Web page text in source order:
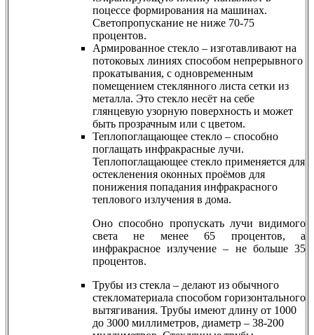
поцессе формирования на машинах.
Светопропускание не ниже 70-75
процентов.
Армированное стекло – изготавливают на
потоковых линиях способом непрерывного
прокатывания, с одновременным
помещением стеклянного листа сетки из
металла. Это стекло несёт на себе
глянцевую узорную поверхность и может
быть прозрачным или с цветом.
Теплопоглащающее стекло – способно
поглащать инфракрасные лучи.
Теплопоглащающее стекло применяется для
остекленения оконных проёмов для
понижения попадания инфракрасного
теплового излучения в дома.
Оно способно пропускать лучи видимого
света не менее 65 процентов, а
инфракрасное излучение – не больше 35
процентов.
Трубы из стекла – делают из обычного
стекломатериала способом горизонтального
вытягивания. Трубы имеют длину от 1000
до 3000 миллиметров, диаметр – 38-200